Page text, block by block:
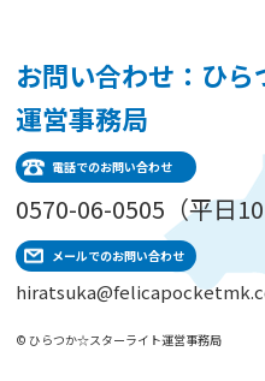
お問い合わせ：ひ
運営事務局
電話でのお問い合わせ
0570-06-0505（平日10
メールでのお問い合わせ
© ひらつか☆スターライト運営事務局